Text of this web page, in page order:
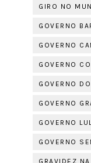
GIRO NO
GOVERNO
GOVERNO
GOVERNO
GOVERNO
GOVERNO
GOVERNO
GOVERNO
GRAVIDEZ